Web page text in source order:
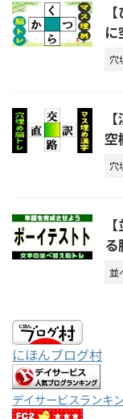
穴
空
穴
る
並
にほんブログ村
デイサービスランキ